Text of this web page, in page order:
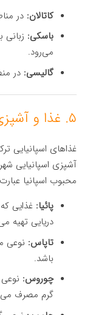
کاتالان: در
باسکی:
می‌رود.
گالیسی: در
۵. غذا و آشپزی اسپانیا
غذاهای اسپانیایی
آشپزی اسپانیایی
محبوب اسپانیا
پائیا: غذایی
دریایی تهیه
تاپاس: نوعی
باشد.
چوروس:
گرم مصرف